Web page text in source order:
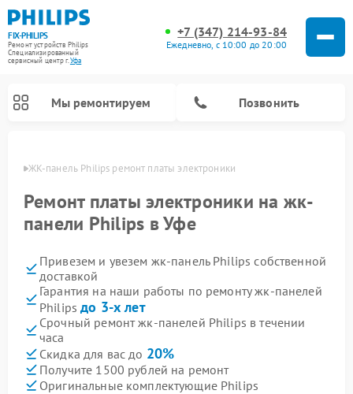
FIX-PHILIPS
Ремонт устройств Philips
Специализированный
cервисный центр г.Уфа
+7 (347) 214-93-84
Ежедневно, с 10:00 до 20:00
Мы ремонтируем Позвонить
ЖК-панель Philips ремонт платы электроники
Ремонт платы электроники на жк-
панели Philips в Уфе
Привезем и увезем жк-панель Philips собственной
доставкой
Гарантия на наши работы по ремонту жк-панелей
Philipsдо 3-х лет
Срочный ремонт жк-панелей Philips в течении
часа
Скидка для вас до 20%
Получите 1500 рублей на ремонт
Оригинальные комплектующие Philips